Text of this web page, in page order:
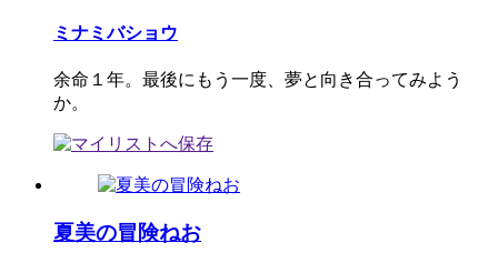
ミナミバショウ
余命１年。最後にもう一度、夢と向き合ってみよう
か。
夏美の冒険ねお